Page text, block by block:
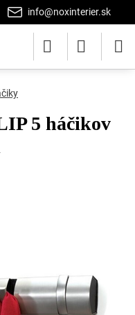
info@noxinterier.sk
5 háčikov